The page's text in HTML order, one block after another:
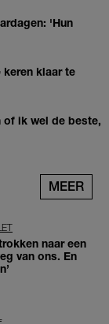
'Hun
keren klaar te
of ik wel de beste,
MEER
naar een
van ons. En